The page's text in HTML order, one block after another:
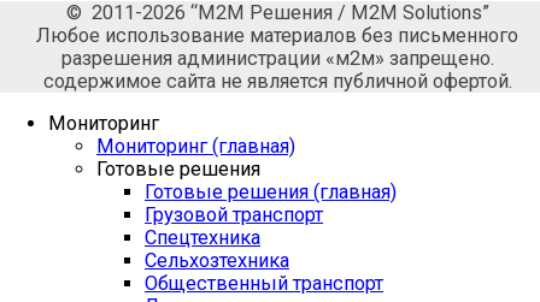
© 2011-2026 “М2М Решения / M2M Solutions”
Любое использование материалов без письменного
разрешения администрации «м2м» запрещено.
содержимое сайта не является публичной офертой.
Мониторинг
Мониторинг (главная)
Готовые решения
Готовые решения (главная)
Грузовой транспорт
Спецтехника
Сельхозтехника
Общественный транспорт